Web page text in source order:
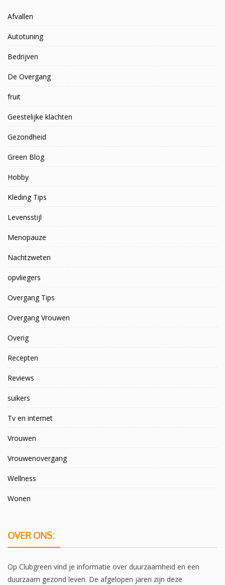
Afvallen
Autotuning
Bedrijven
De Overgang
fruit
Geestelijke klachten
Gezondheid
Green Blog
Hobby
Kleding Tips
Levensstijl
Menopauze
Nachtzweten
opvliegers
Overgang Tips
Overgang Vrouwen
Overig
Recepten
Reviews
suikers
Tv en internet
Vrouwen
Vrouwenovergang
Wellness
Wonen
OVER ONS:
Op Clubgreen vind je informatie over duurzaamheid en een
duurzaam gezond leven. De afgelopen jaren zijn deze